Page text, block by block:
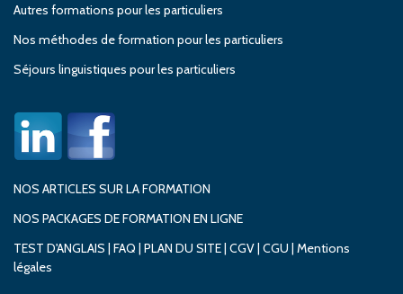
Autres formations pour les particuliers
Nos méthodes de formation pour les particuliers
Séjours linguistiques pour les particuliers
NOS ARTICLES SUR LA FORMATION
NOS PACKAGES DE FORMATION EN LIGNE
TEST D'ANGLAIS | FAQ | PLAN DU SITE| CGV| CGU | Mentions
légales